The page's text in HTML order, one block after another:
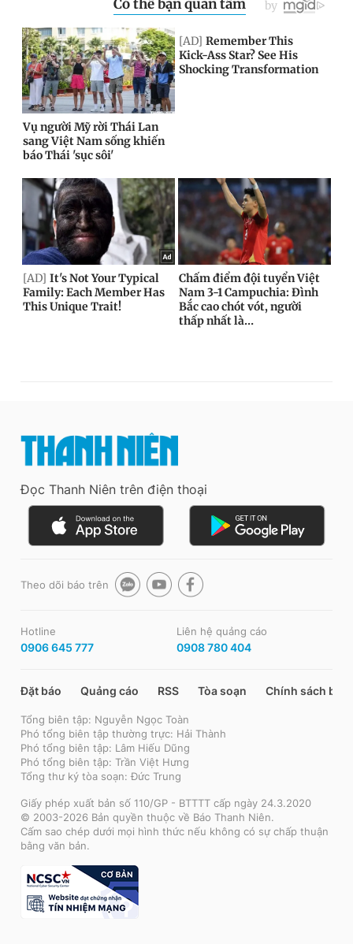
Đọc Thanh Niên trên điện thoại
Theo dõi báo trên
Hotline
0906 645 777
Liên hệ quảng cáo
0908 780 404
Đặt báo Quảng cáo RSS Tòa soạn Chính sách bảo
Tổng biên tập: Nguyễn Ngọc Toàn
Phó tổng biên tập thường trực: Hải Thành
Phó tổng biên tập: Lâm Hiếu Dũng
Phó tổng biên tập: Trần Việt Hưng
Tổng thư ký tòa soạn: Đức Trung
Giấy phép xuất bản số 110/GP - BTTTT cấp ngày 24.3.2020
© 2003-2026 Bản quyền thuộc về Báo Thanh Niên.
Cấm sao chép dưới mọi hình thức nếu không có sự chấp thuận
bằng văn bản.